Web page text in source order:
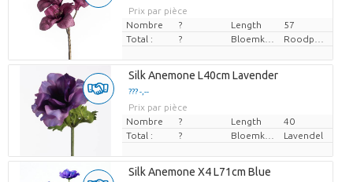
Prix par pièce
Nombre
? Length
57
Total :
?
Silk Anemone L40cm Lavender
??? -,--
Prix par pièce
Nombre
? Length
40
Total :
? Lavendel
Silk Anemone X4 L71cm Blue